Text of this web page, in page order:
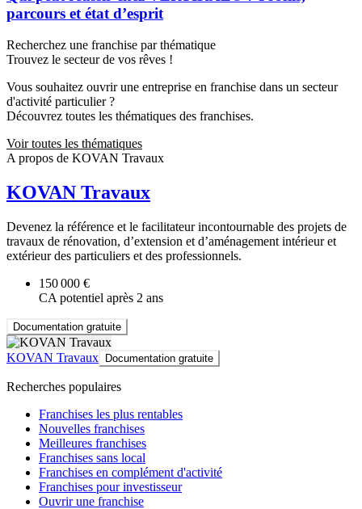
parcours et état d’esprit
Recherchez une franchise par thématique
Trouvez le secteur de vos rêves !
Vous souhaitez ouvrir une entreprise en franchise dans un secteur
d'activité particulier ?
Découvrez toutes les thématiques des franchises.
Voir toutes les thématiques
A propos de KOVAN Travaux
KOVAN Travaux
Devenez la référence et le facilitateur incontournable des projets de
travaux de rénovation, d’extension et d’aménagement intérieur et
extérieur des particuliers et des professionnels.
150 000 €
CA potentiel après 2 ans
Documentation gratuite
KOVAN Travaux Documentation gratuite
Recherches populaires
Franchises les plus rentables
Nouvelles franchises
Meilleures franchises
Franchises sans local
Franchises en complément d'activité
Franchises pour investisseur
Ouvrir une franchise